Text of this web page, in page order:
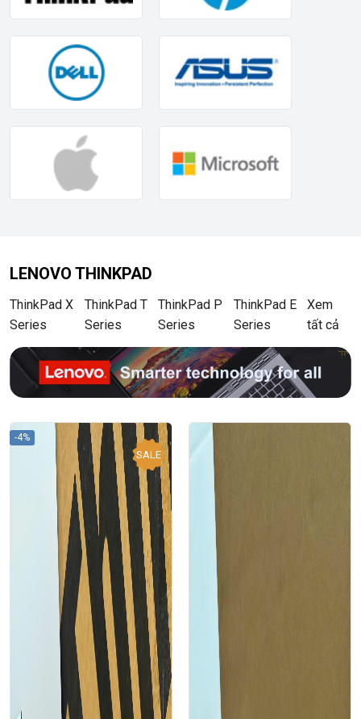
LENOVO THINKPAD
ThinkPad X
Series
ThinkPad T
Series
ThinkPad P
Series
ThinkPad E
Series
Xem
tất cả
SALE
-4%